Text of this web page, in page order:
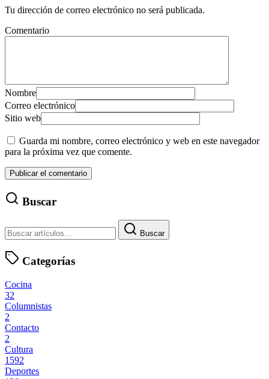
Tu dirección de correo electrónico no será publicada.
Comentario
Nombre
Correo electrónico
Sitio web
Guarda mi nombre, correo electrónico y web en este navegador
para la próxima vez que comente.
Buscar
Buscar
Categorías
Cocina
32
Columnistas
2
Contacto
2
Cultura
1592
Deportes